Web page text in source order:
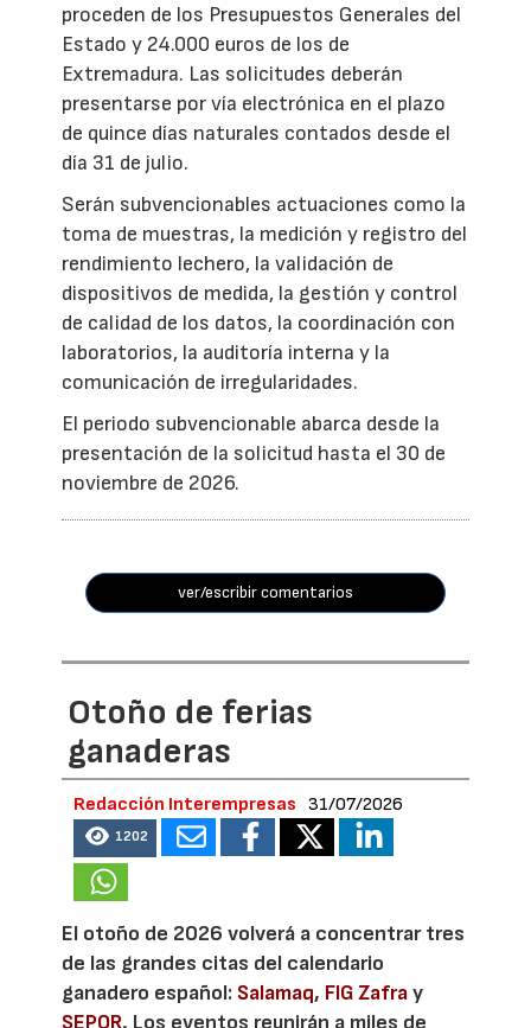
proceden de los Presupuestos Generales del
Estado y 24.000 euros de los de
Extremadura. Las solicitudes deberán
presentarse por vía electrónica en el plazo
de quince días naturales contados desde el
día 31 de julio.
Serán subvencionables actuaciones como la
toma de muestras, la medición y registro del
rendimiento lechero, la validación de
dispositivos de medida, la gestión y control
de calidad de los datos, la coordinación con
laboratorios, la auditoría interna y la
comunicación de irregularidades.
El periodo subvencionable abarca desde la
presentación de la solicitud hasta el 30 de
noviembre de 2026.
ver/escribir comentarios
Otoño de ferias
ganaderas
Redacción Interempresas 31/07/2026
1202
El otoño de 2026 volverá a concentrar tres
de las grandes citas del calendario
ganadero español: Salamaq, FIG Zafray
SEPOR. Los eventos reunirán a miles de